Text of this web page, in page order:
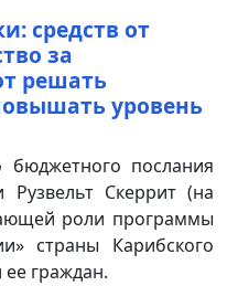
средств от
за
решать
уровень
бюджетного послания
Скеррит (на
роли программы
страны Карибского
граждан.